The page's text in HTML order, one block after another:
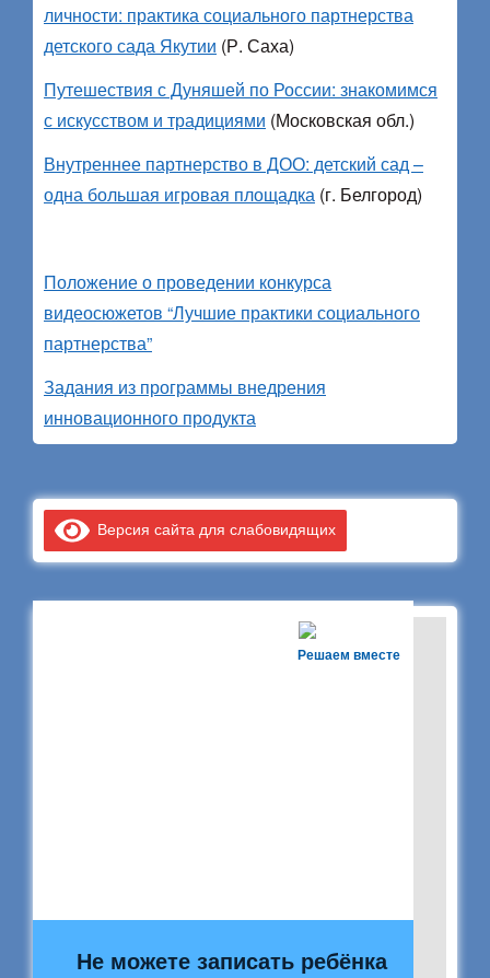
личности: практика социального партнерства
детского сада Якутии (Р. Саха)
Путешествия с Дуняшей по России: знакомимся
с искусством и традициями (Московская обл.)
Внутреннее партнерство в ДОО: детский сад –
одна большая игровая площадка (г. Белгород)
Положение о проведении конкурса
видеосюжетов “Лучшие практики социального
партнерства”
Задания из программы внедрения
инновационного продукта
Версия сайта для слабовидящих
Решаем вместе
Не можете записать ребёнка